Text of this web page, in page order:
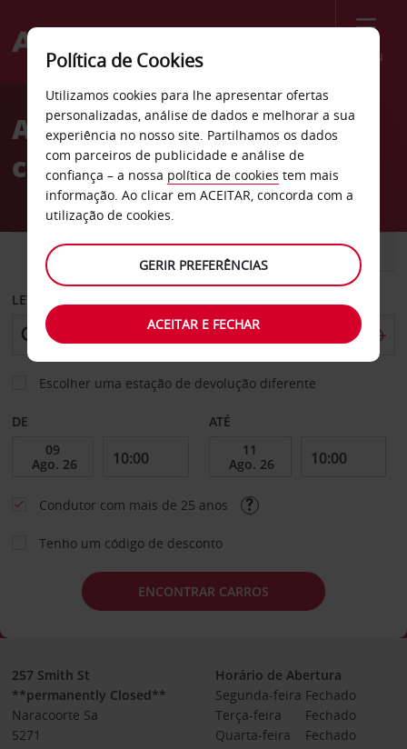
Menu
Welcome
AvisAluguer de
carros Naracoorte
CARRO COMERCIAIS
LEVANTAR EM
Escolher uma estação de devolução diferente
DE ATÉ
Condutor com mais de 25 anos
Tenho um código de desconto
ENCONTRAR CARROS
257 Smith St
**permanently Closed**
Naracoorte Sa
5271
Horário de Abertura
Segunda-feira Fechado
Terça-feira
Fechado
Quarta-feira
Fechado
Política de Cookies
Utilizamos cookies para lhe apresentar ofertas
personalizadas, análise de dados e melhorar a sua
experiência no nosso site. Partilhamos os dados
com parceiros de publicidade e análise de
confiança – a nossa política de cookies tem mais
informação. Ao clicar em ACEITAR, concorda com a
utilização de cookies.
GERIR PREFERÊNCIAS
ACEITAR E FECHAR